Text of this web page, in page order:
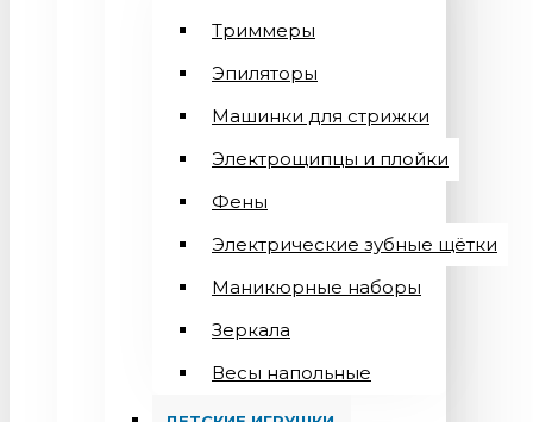
Триммеры
Эпиляторы
Машинки для стрижки
Электрощипцы и плойки
Фены
Электрические зубные щётки
Маникюрные наборы
Зеркала
Весы напольные